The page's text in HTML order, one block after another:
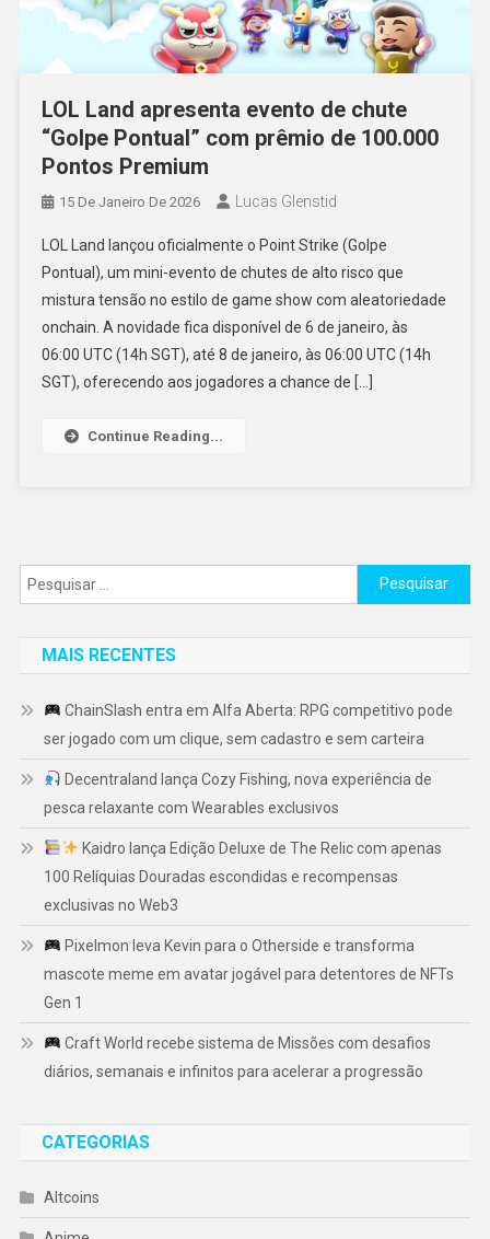
LOL Land apresenta evento de chute
“Golpe Pontual” com prêmio de 100.000
Pontos Premium
15 De Janeiro De 2026 Lucas Glenstid
LOL Land lançou oficialmente o Point Strike (Golpe
Pontual), um mini-evento de chutes de alto risco que
mistura tensão no estilo de game show com aleatoriedade
onchain. A novidade fica disponível de 6 de janeiro, às
06:00 UTC (14h SGT), até 8 de janeiro, às 06:00 UTC (14h
SGT), oferecendo aos jogadores a chance de […]
Continue Reading...
Pesquisar
por:
MAIS RECENTES
ChainSlash entra em Alfa Aberta: RPG competitivo pode
ser jogado com um clique, sem cadastro e sem carteira
Decentraland lança Cozy Fishing, nova experiência de
pesca relaxante com Wearables exclusivos
Kaidro lança Edição Deluxe de The Relic com apenas
100 Relíquias Douradas escondidas e recompensas
exclusivas no Web3
Pixelmon leva Kevin para o Otherside e transforma
mascote meme em avatar jogável para detentores de NFTs
Gen 1
Craft World recebe sistema de Missões com desafios
diários, semanais e infinitos para acelerar a progressão
CATEGORIAS
Altcoins